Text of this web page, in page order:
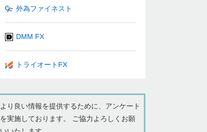
外為ファイネスト
DMM FX
トライオートFX
より良い情報を提供するために、アンケート
を実施しております。 ご協力よろしくお願